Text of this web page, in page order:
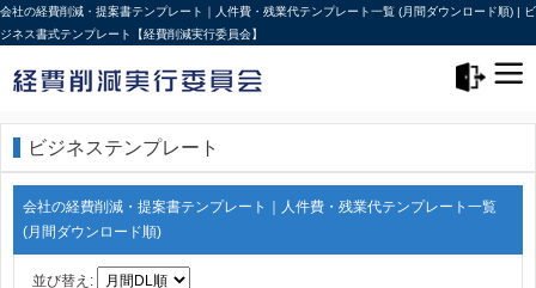
会社の経費削減・提案書テンプレート｜人件費・残業代テンプレート一覧 (月間ダウンロード順) | ビ
ジネス書式テンプレート【経費削減実行委員会】
ビジネステンプレート
会社の経費削減・提案書テンプレート｜人件費・残業代テンプレート一覧
(月間ダウンロード順)
並び替え: